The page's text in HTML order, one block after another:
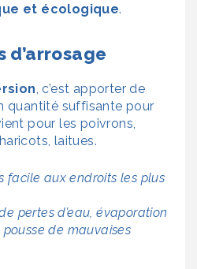
et écologique.
d’arrosage
, c’est apporter de
quantité suffisante pour
pour les poivrons,
laitues.
facile aux endroits les plus
pertes d’eau, évaporation
de mauvaises